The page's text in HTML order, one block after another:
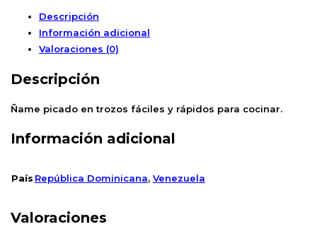
Descripción
Información adicional
Valoraciones (0)
Descripción
Ñame picado en trozos fáciles y rápidos para cocinar.
Información adicional
País República Dominicana, Venezuela
Valoraciones